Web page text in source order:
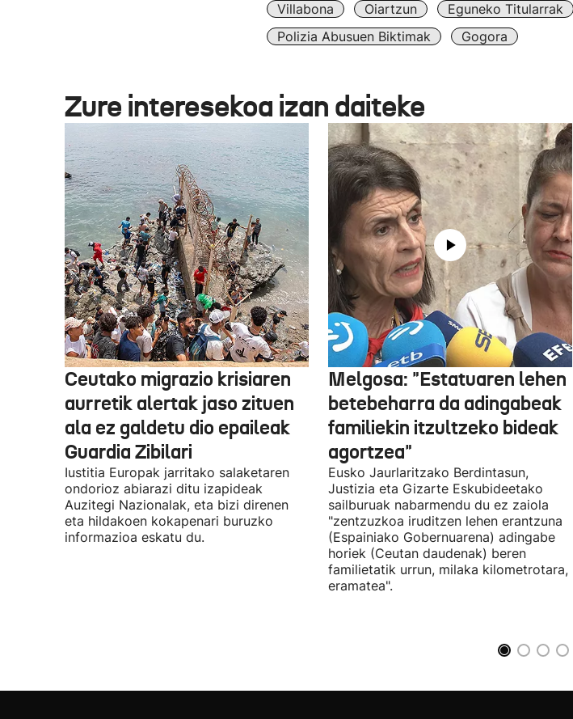
Villabona
Oiartzun Eguneko Titularrak
Polizia Abusuen Biktimak
Gogora
Zure interesekoa izan daiteke
Ceutako migrazio krisiaren
aurretik alertak jaso zituen
ala ez galdetu dio epaileak
Guardia Zibilari
Iustitia Europak jarritako salaketaren
ondorioz abiarazi ditu izapideak
Auzitegi Nazionalak, eta bizi direnen
eta hildakoen kokapenari buruzko
informazioa eskatu du.
Melgosa: "Estatuaren lehen
betebeharra da adingabeak
familiekin itzultzeko bideak
agortzea"
Eusko Jaurlaritzako Berdintasun,
Justizia eta Gizarte Eskubideetako
sailburuak nabarmendu du ez zaiola
"zentzuzkoa iruditzen lehen erantzuna
(Espainiako Gobernuarena) adingabe
horiek (Ceutan daudenak) beren
familietatik urrun, milaka kilometrotara,
eramatea".